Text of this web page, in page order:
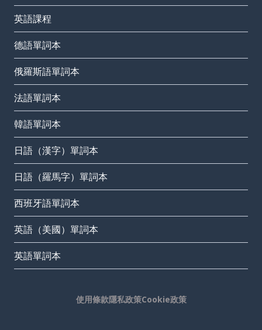
英語課程
德語單詞本
俄羅斯語單詞本
法語單詞本
韓語單詞本
日語（漢字）單詞本
日語（羅馬字）單詞本
西班牙語單詞本
英語（美國）單詞本
英語單詞本
使用條款隱私政策Cookie政策